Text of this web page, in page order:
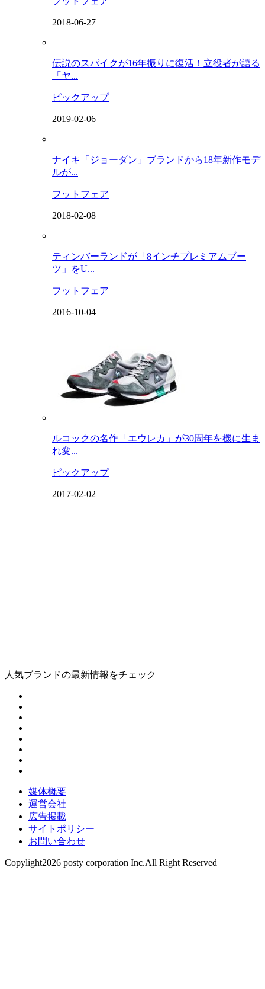
2018-06-27
伝説のスパイクが16年振りに復活！立役者が語る
「ヤ...
ピックアップ
2019-02-06
ナイキ「ジョーダン」ブランドから18年新作モデ
ルが...
フットフェア
2018-02-08
ティンバーランドが「8インチプレミアムブー
ツ」をU...
フットフェア
2016-10-04
ルコックの名作「エウレカ」が30周年を機に生ま
れ変...
ピックアップ
2017-02-02
人気ブランドの最新情報をチェック
媒体概要
運営会社
広告掲載
サイトポリシー
お問い合わせ
Copylight2026 posty corporation Inc.All Right Reserved